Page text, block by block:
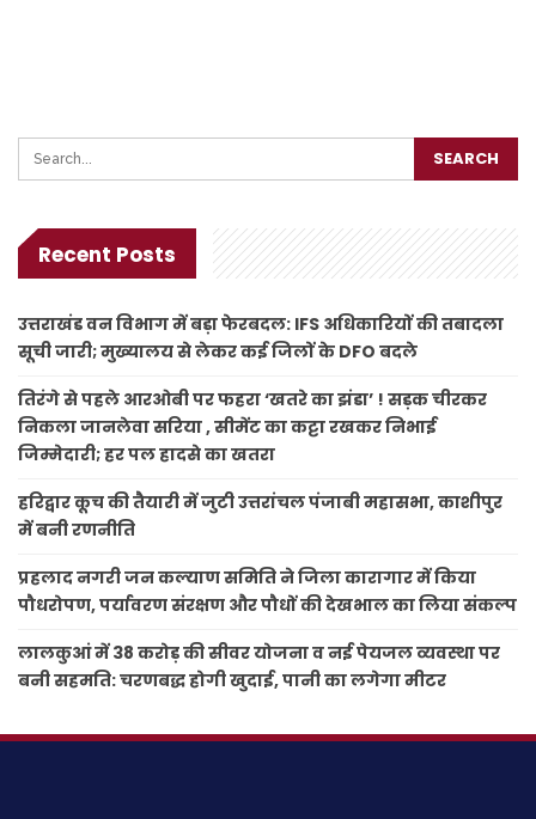
Recent Posts
उत्तराखंड वन विभाग में बड़ा फेरबदल: IFS अधिकारियों की तबादला
सूची जारी; मुख्यालय से लेकर कई जिलों के DFO बदले
तिरंगे से पहले आरओबी पर फहरा ‘खतरे का झंडा’ ! सड़क चीरकर
निकला जानलेवा सरिया , सीमेंट का कट्टा रखकर निभाई
जिम्मेदारी; हर पल हादसे का खतरा
हरिद्वार कूच की तैयारी में जुटी उत्तरांचल पंजाबी महासभा, काशीपुर
में बनी रणनीति
प्रहलाद नगरी जन कल्याण समिति ने जिला कारागार में किया
पौधरोपण, पर्यावरण संरक्षण और पौधों की देखभाल का लिया संकल्प
लालकुआं में 38 करोड़ की सीवर योजना व नई पेयजल व्यवस्था पर
बनी सहमति: चरणबद्ध होगी खुदाई, पानी का लगेगा मीटर